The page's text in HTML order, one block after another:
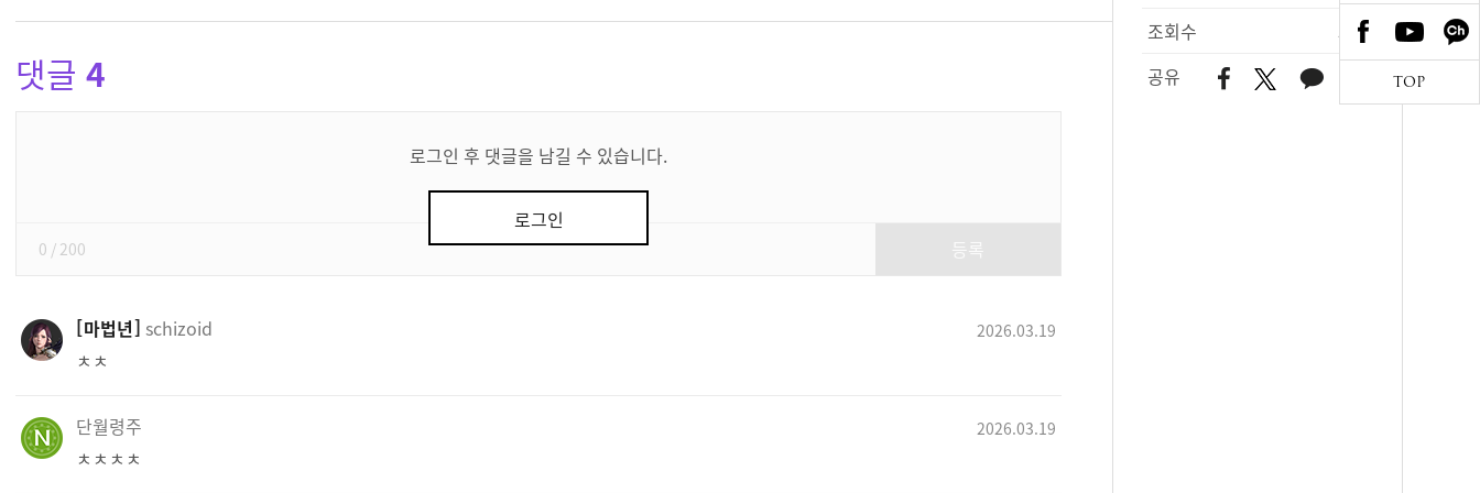
조회수
506
공유
댓글 4
로그인 후 댓글을 남길 수 있습니다.
로그인
0 / 200
마법년 schizoid 2026.03.19
ㅊㅊ
단월령주 2026.03.19
ㅊㅊㅊㅊ
TOP